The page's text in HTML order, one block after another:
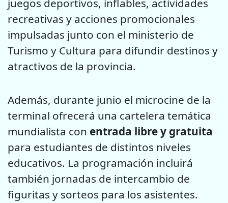
juegos deportivos, inflables, actividades
recreativas y acciones promocionales
impulsadas junto con el ministerio de
Turismo y Cultura para difundir destinos y
atractivos de la provincia.
Además, durante junio el microcine de la
terminal ofrecerá una cartelera temática
mundialista con entrada libre y gratuita
para estudiantes de distintos niveles
educativos. La programación incluirá
también jornadas de intercambio de
figuritas y sorteos para los asistentes.